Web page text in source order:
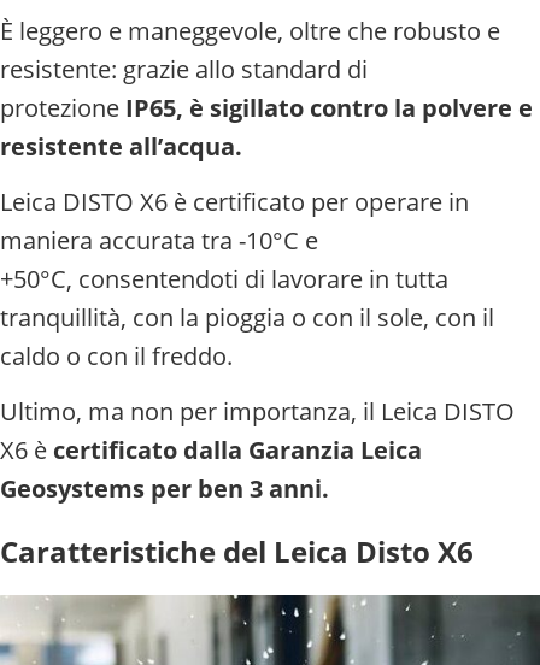
È leggero e maneggevole, oltre che robusto e
resistente: grazie allo standard di
protezione IP65, è sigillato contro la polvere e
resistente all’acqua.
Leica DISTO X6 è certificato per operare in
maniera accurata tra -10°C e
+50°C, consentendoti di lavorare in tutta
tranquillità, con la pioggia o con il sole, con il
caldo o con il freddo.
Ultimo, ma non per importanza, il Leica DISTO
X6 è certificato dalla Garanzia Leica
Geosystems per ben 3 anni.
Caratteristiche del Leica Disto X6